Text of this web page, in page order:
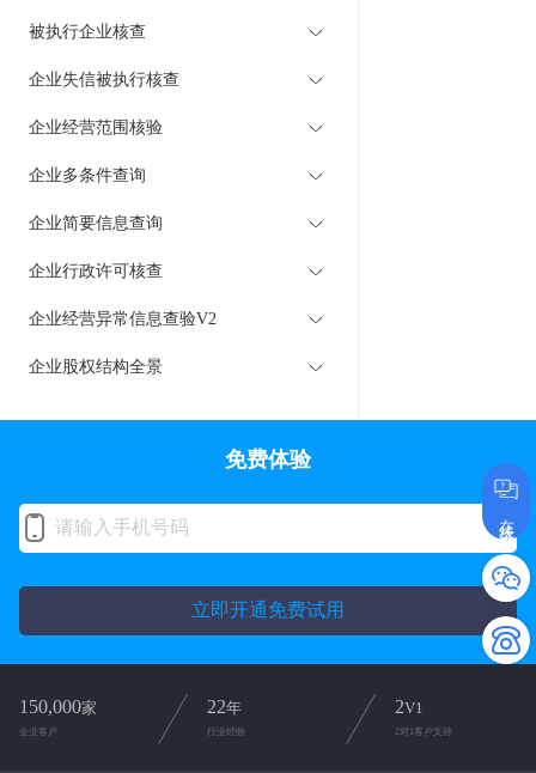
被执行企业核查
企业失信被执行核查
企业经营范围核验
企业多条件查询
企业简要信息查询
企业行政许可核查
企业经营异常信息查验V2
企业股权结构全景
在线咨询
免费体验
立即开通免费试用
150,000家
企业客户
22年
行业经验
2V1
2对1客户支持